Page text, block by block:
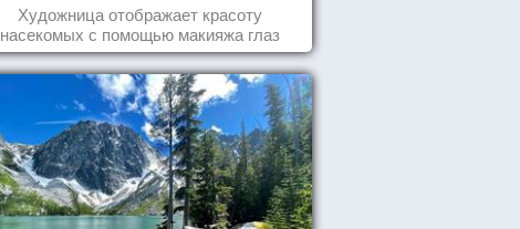
Художница отображает красоту
насекомых с помощью макияжа глаз